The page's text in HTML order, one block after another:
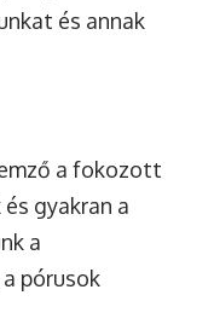
és annak
a fokozott
gyakran a
a
pórusok